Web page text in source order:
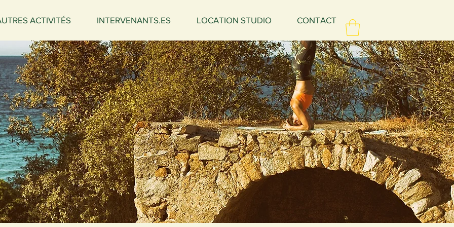
ACTIVITÉS INTERVENANTS.ES LOCATION STUDIO CONTACT